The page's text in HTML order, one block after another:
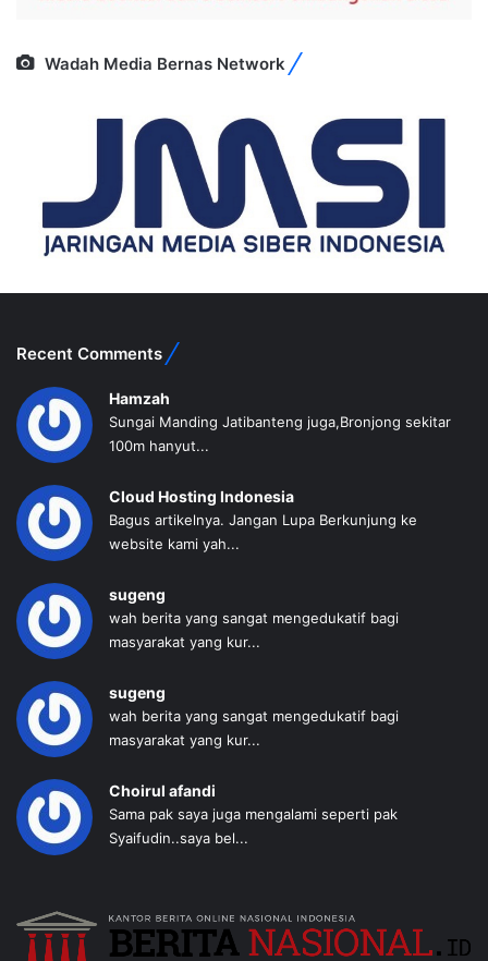
Wadah Media Bernas Network
Recent Comments
Hamzah
Sungai Manding Jatibanteng juga,Bronjong sekitar
100m hanyut...
Cloud Hosting Indonesia
Bagus artikelnya. Jangan Lupa Berkunjung ke
website kami yah...
sugeng
wah berita yang sangat mengedukatif bagi
masyarakat yang kur...
sugeng
wah berita yang sangat mengedukatif bagi
masyarakat yang kur...
Choirul afandi
Sama pak saya juga mengalami seperti pak
Syaifudin..saya bel...